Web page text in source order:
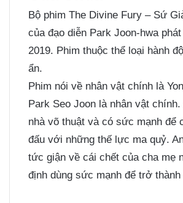
Bộ phim The Divine Fury – Sứ
của đạo diễn Park Joon-hwa
2019. Phim thuộc thể loại hành
ẩn.
Phim nói về nhân vật chính là
Park Seo Joon là nhân vật
nhà võ thuật và có sức mạnh để
đấu với những thế lực ma quỷ.
tức giận về cái chết của cha mẹ
định dùng sức mạnh để trở